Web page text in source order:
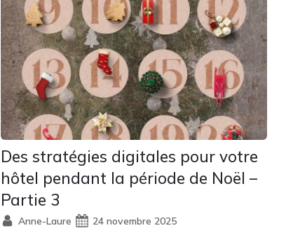
Des stratégies digitales pour votre
hôtel pendant la période de Noël –
Partie 3
Anne-Laure 24 novembre 2025